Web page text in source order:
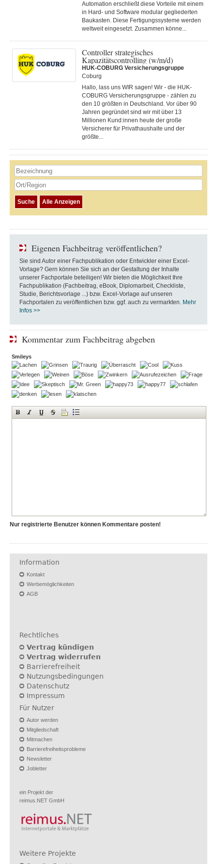
Automation erschließt diese Vorteile mit einem
in Hard- und Software modular gegliederten
Baukasten. Diese Fertigungs­systeme werden
weltweit eingesetzt. Zusammen könne...
Controller strategisches
Kapazitätscontrolling (w/m/d)
HUK-COBURG Versicherungsgruppe
Coburg
Hallo, lass uns WIR sagen! Wir - die HUK-
COBURG Versicherungsgruppe - zählen zu
den 10 größten in Deutschland. Vor über 90
Jahren gegründet sind wir mit über 13
Millionen Kund:innen heute der große
Versicherer für Privathaushalte und der
größte...
Eigenen Fachbeitrag veröffentlichen?
Sie sind Autor einer Fachpublikation oder Entwickler einer Excel-
Vorlage? Gern können Sie sich an der Gestaltung der Inhalte
unserer Fachportale beteiligen! Wir bieten die Möglichkeit Ihre
Fachpublikation (Fachbeitrag, eBook, Diplomarbeit, Checkliste,
Studie, Berichtsvorlage ...) bzw. Excel-Vorlage auf unseren
Fachportalen zu veröffentlichen bzw. ggf. auch zu vermarkten. Mehr
Infos >>
Kommentar zum Fachbeitrag abgeben
Smileys
Nur registrierte Benutzer können Kommentare posten!
Information
Kontakt
Werbemöglichkeiten
AGB
Rechtliches
Vertrag kündigen
Vertrag widerrufen
Barrierefreiheit
Nutzungsbedingungen
Datenschutz
Impressum
Für Nutzer
Autor werden
Mitgliedschaft
Mitmachen
Barrierefreiheitsprobleme
Newsletter
Jobletter
ein Projekt der
reimus.NET GmbH
Weitere Projekte